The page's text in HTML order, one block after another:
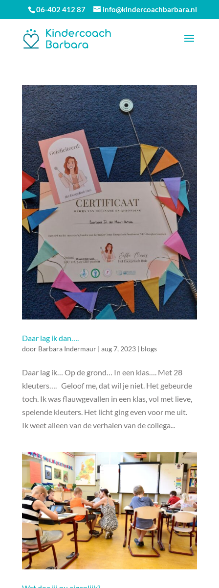
06-402 412 87 info@kindercoachbarbara.nl
Daar lag ik dan….
door Barbara Indermaur| aug 7, 2023| blogs
Daar lag ik… Op de grond… In een klas…. Met 28
kleuters…. Geloof me, dat wil je niet. Het gebeurde
toch. Ik was flauwgevallen in een klas, vol met lieve,
spelende kleuters. Het licht ging even voor me uit.
Ik weet alleen van de verhalen van de collega...